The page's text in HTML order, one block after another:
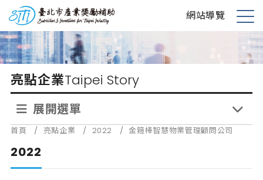
到
主
要
內
台北市產業獎勵補助 網站導覽
展
選
單
亮點企業Taipei Story
展開選單
首頁 / 亮點企業 / 2022 / 金箍棒智慧物業管理顧問公司
2022